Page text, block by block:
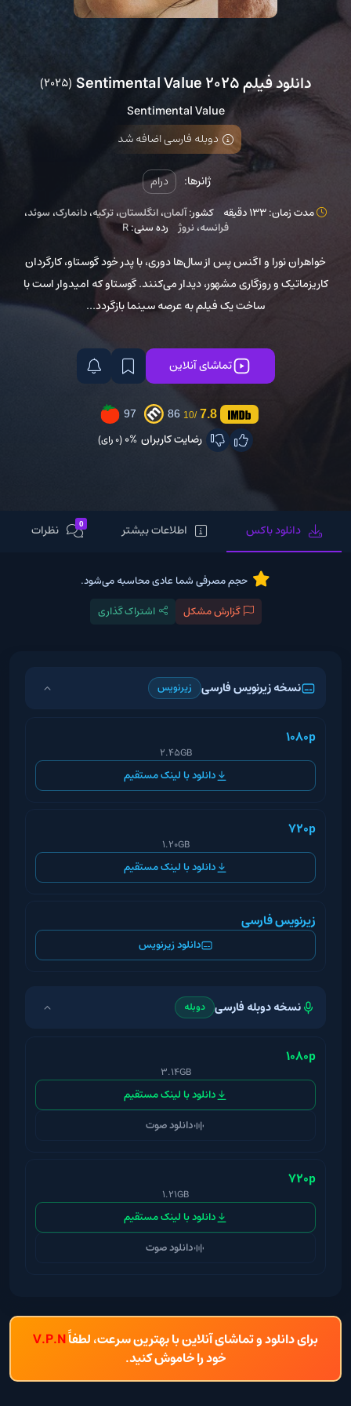
دانلود فیلم Sentimental Value 2025 (2025)
Sentimental Value
دوبله فارسی اضافه شد
ژانرها: درام
مدت زمان: 133 دقیقه کشور:آلمان،انگلستان،ترکیه،دانمارک، سوئد،
فرانسه،نروژ رده سنی:R
خواهران نورا و اگنس پس از سال‌ها دوری، با پدر خود گوستاو، کارگردان
کاریزماتیک و روزگاری مشهور، دیدار می‌کنند. گوستاو که امیدوار است با
ساخت یک فیلم به عرصه سینما بازگردد...
تماشای آنلاین
7.8
/10
86
97
رضایت کاربران 0%(0 رای)
دانلود باکس اطلاعات بیشتر 0 نظرات
حجم مصرفی شما عادی محاسبه می‌شود.
گزارش مشکل
اشتراک گذاری
نسخه زیرنویس فارسی زیرنویس
1080p
2.45GB
دانلود با لینک مستقیم
720p
1.20GB
دانلود با لینک مستقیم
زیرنویس فارسی
دانلود زیرنویس
نسخه دوبله فارسی دوبله
1080p
3.14GB
دانلود با لینک مستقیم
دانلود صوت
720p
1.21GB
دانلود با لینک مستقیم
دانلود صوت
برای دانلود و تماشای آنلاین با بهترین سرعت، لطفاًV.P.N
خود را خاموش کنید.